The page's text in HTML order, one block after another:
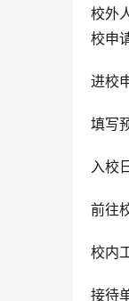
校外
校申
进校
填写
入校
前往
校内
接待